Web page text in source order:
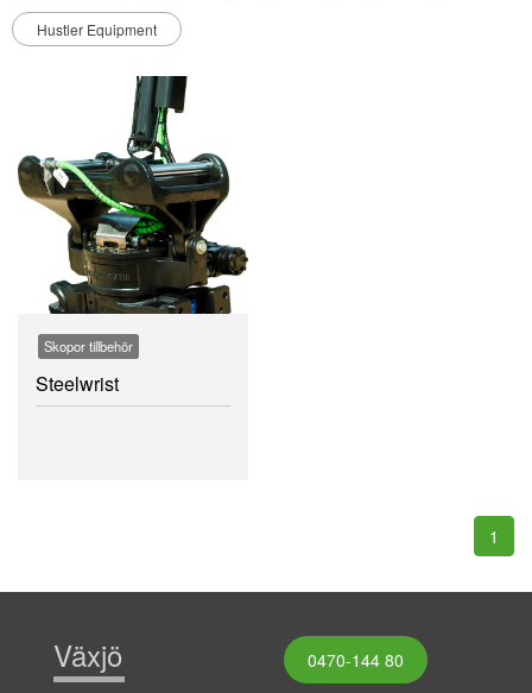
Hustler Equipment
Skopor tillbehör
Steelwrist
1
Växjö 0470-144 80